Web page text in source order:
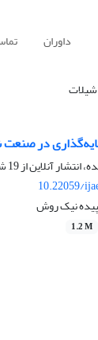
داوران
در
انتشار آنلاین از19 شهریور 1402
10.22059/
نیک روش
1.2 M